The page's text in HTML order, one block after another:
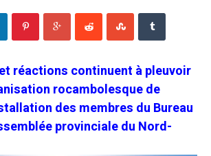
réactions continuent à pleuvoir
rocambolesque de
des membres du Bureau
provinciale du Nord-